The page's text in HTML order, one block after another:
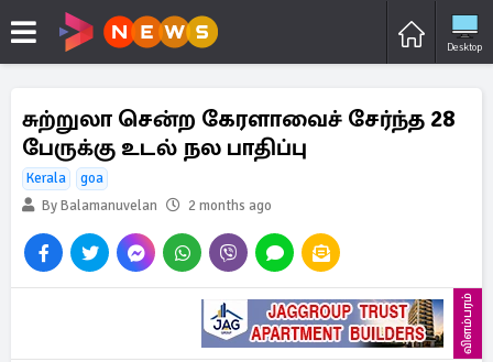
Desktop
சுற்றுலா சென்ற கேரளாவைச் சேர்ந்த 28
பேருக்கு உடல் நல பாதிப்பு
Kerala
goa
By Balamanuvelan
2 months ago
விளம்பரம்